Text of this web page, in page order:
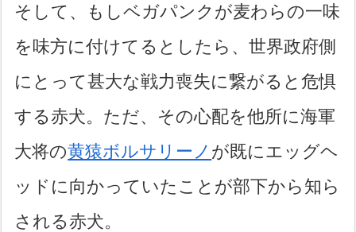
そして、もしベガパンクが麦わらの一味
を味方に付けてるとしたら、世界政府側
にとって甚大な戦力喪失に繋がると危惧
する赤犬。ただ、その心配を他所に海軍
大将の黄猿ボルサリーノ が既にエッグヘ
ッドに向かっていたことが部下から知ら
される赤犬。